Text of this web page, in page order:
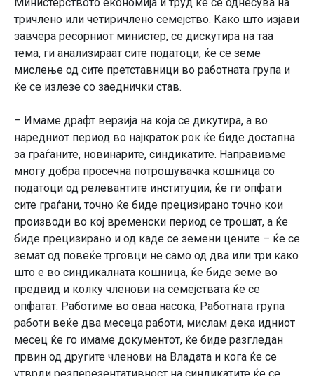
тричлено или четиричлено семејство. Како што изјави
завчера ресорниот министер, се дискутира на таа
тема, ги анализираат сите податоци, ќе се земе
мислење од сите претставници во работната група и
ќе се излезе со заеднички став.
– Имаме драфт верзија на која се дикутира, а во
наредниот период во најкраток рок ќе биде достапна
за граѓаните, новинарите, синдикатите. Направивме
многу добра просечна потрошувачка кошница со
податоци од релевантите институции, ќе ги опфати
сите граѓани, точно ќе биде прецизирано точно кои
производи во кој временски период се трошат, а ќе
биде прецизирано и од каде се земени цените – ќе се
земат од повеќе трговци не само од два или три како
што е во синдикалната кошница, ќе биде земе во
предвид и колку членови на семејствата ќе се
опфатат. Работиме во оваа насока, Работната група
работи веќе два месеца работи, мислам дека идниот
месец ќе го имаме документот, ќе биде разгледан
првин од другите членови на Владата и кога ќе се